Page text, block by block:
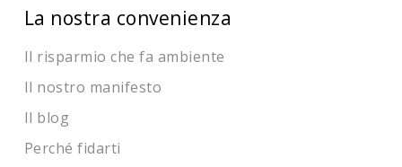
La nostra convenienza
Il risparmio che fa ambiente
Il nostro manifesto
Il blog
Perché fidarti